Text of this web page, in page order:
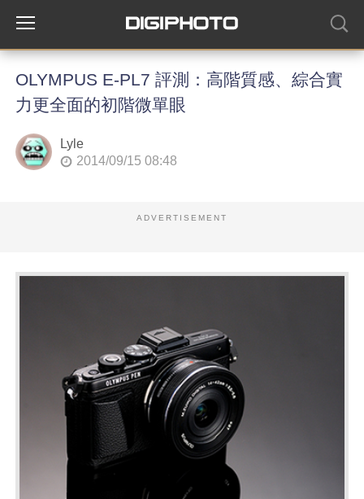
OLYMPUS E-PL7 評測：高階質感、綜合實
力更全面的初階微單眼
Lyle
2014/09/15 08:48
ADVERTISEMENT